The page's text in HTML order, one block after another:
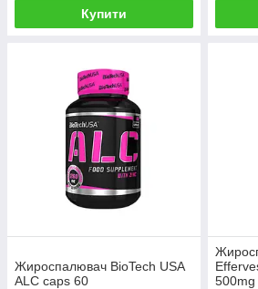
Купити
Жироспалювач BioTech USA
ALC caps 60